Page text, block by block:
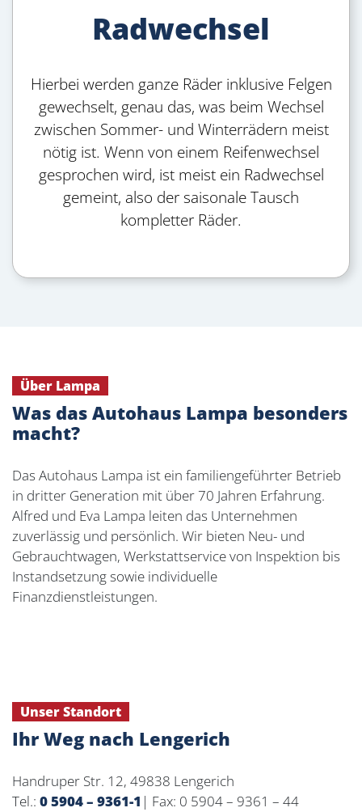
Radwechsel
Hierbei werden ganze Räder inklusive Felgen
gewechselt, genau das, was beim Wechsel
zwischen Sommer- und Winterrädern meist
nötig ist. Wenn von einem Reifenwechsel
gesprochen wird, ist meist ein Radwechsel
gemeint, also der saisonale Tausch
kompletter Räder.
Über Lampa
Was das Autohaus Lampa besonders
macht?
Das Autohaus Lampa ist ein familiengeführter Betrieb
in dritter Generation mit über 70 Jahren Erfahrung.
Alfred und Eva Lampa leiten das Unternehmen
zuverlässig und persönlich. Wir bieten Neu- und
Gebrauchtwagen, Werkstattservice von Inspektion bis
Instandsetzung sowie individuelle
Finanzdienstleistungen.
Unser Standort
Ihr Weg nach Lengerich
Handruper Str. 12, 49838 Lengerich
Tel.: 0 5904 – 9361-1 | Fax: 0 5904 – 9361 – 44